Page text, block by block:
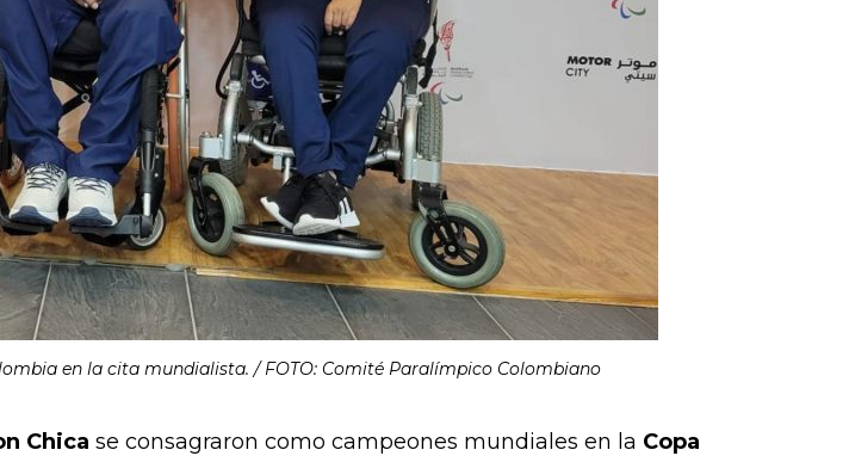
en la cita mundialista. / FOTO: Comité Paralímpico Colombiano
Chica se consagraron como campeones mundiales en la Copa